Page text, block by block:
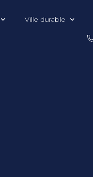
Ville durable